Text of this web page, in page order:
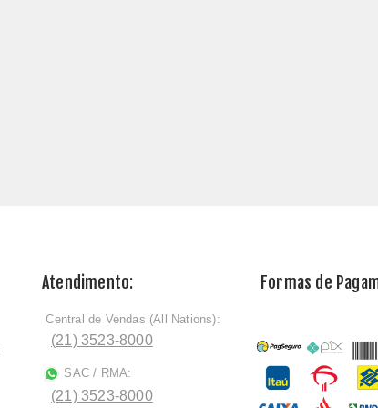
Atendimento:
ﾠCentral de Vendas (All Nations):
(21) 3523-8000
SAC / RMA:
(21) 3523-8000
Formas de